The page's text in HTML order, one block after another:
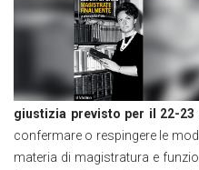
i
o
giustizia previsto per il 22-23
confermare o respingere le
materia di magistratura e